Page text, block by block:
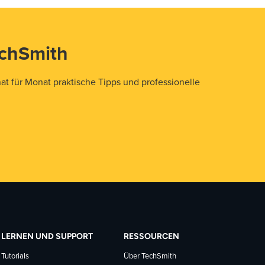
für Monat praktische Tipps und professionelle
LERNEN UND SUPPORT
Tutorials
RESSOURCEN
Über TechSmith